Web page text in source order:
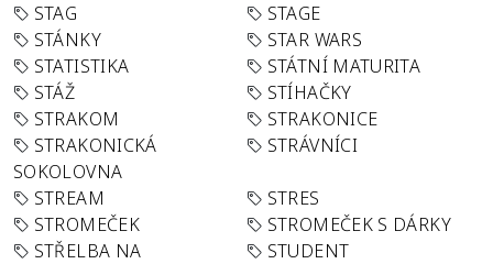
STAG
STAGE
STÁNKY
STAR WARS
STATISTIKA
STÁTNÍ MATURITA
STÁŽ
STÍHAČKY
STRAKOM
STRAKONICE
STRAKONICKÁ
SOKOLOVNA
STRÁVNÍCI
STREAM
STRES
STROMEČEK
STROMEČEK S DÁRKY
STŘELBA NA
STUDENT